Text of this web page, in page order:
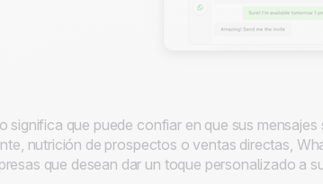
significa que puede confiar en que sus
nutrición de prospectos o ventas directas,
que desean dar un toque personalizado a